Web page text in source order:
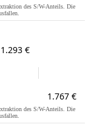
des S/W-Anteils. Die
1.293 €
1.767 €
des S/W-Anteils. Die